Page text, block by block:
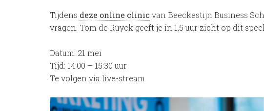
Tijdens deze online clinic van Beeckestijn Business
vragen. Tom de Ruyck geeft je in 1,5 uur zicht op dit
Datum: 21 mei
Tijd: 14:00 – 15:30 uur
Te volgen via live-stream